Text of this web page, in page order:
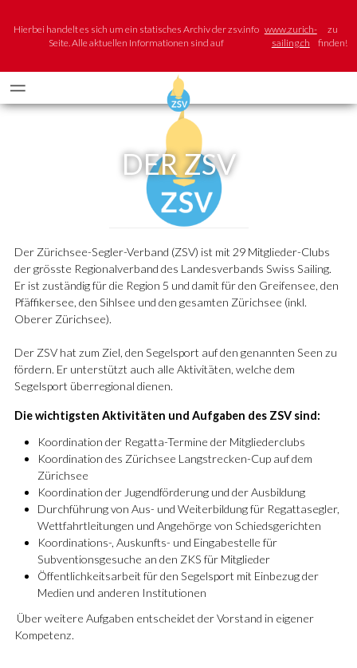
Hierbei handelt es sich um ein statisches Archiv der zsv.info
Seite. Alle aktuellen Informationen sind auf
www.zurich-
sailing.ch
zu
finden!
DER ZSV
Der Zürichsee-Segler-Verband (ZSV) ist mit 29 Mitglieder-Clubs
der grösste Regionalverband des Landesverbands Swiss Sailing.
Er ist zuständig für die Region 5 und damit für den Greifensee, den
Pfäffikersee, den Sihlsee und den gesamten Zürichsee (inkl.
Oberer Zürichsee).
Der ZSV hat zum Ziel, den Segelsport auf den genannten Seen zu
fördern. Er unterstützt auch alle Aktivitäten, welche dem
Segelsport überregional dienen.
Die wichtigsten Aktivitäten und Aufgaben des ZSV sind:
Koordination der Regatta-Termine der Mitgliederclubs
Koordination des Zürichsee Langstrecken-Cup auf dem
Zürichsee
Koordination der Jugendförderung und der Ausbildung
Durchführung von Aus- und Weiterbildung für Regattasegler,
Wettfahrtleitungen und Angehörge von Schiedsgerichten
Koordinations-, Auskunfts- und Eingabestelle für
Subventionsgesuche an den ZKS für Mitglieder
Öffentlichkeitsarbeit für den Segelsport mit Einbezug der
Medien und anderen Institutionen
Über weitere Aufgaben entscheidet der Vorstand in eigener
Kompetenz.